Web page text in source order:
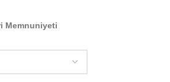
Memnuniyeti